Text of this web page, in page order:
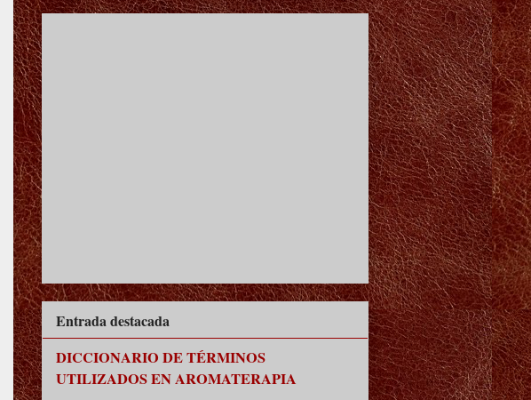
Entrada destacada
DICCIONARIO DE TÉRMINOS
UTILIZADOS EN AROMATERAPIA